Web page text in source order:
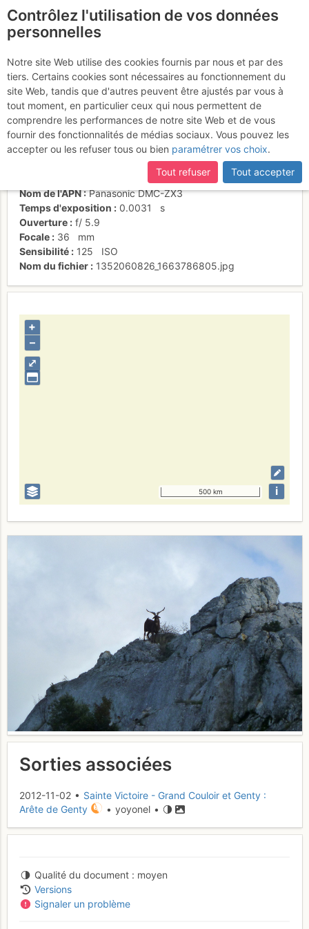
Faune locale
Activités
Date/heure
2 nov. 2012 15:59
Contributeur
yoyonel
individuel (CC by-nc-nd)
Nom de l'APN
Panasonic DMC-ZX3
Temps d'exposition
0.0031
s
Ouverture
f/ 5.9
Focale
36
mm
Sensibilité
125
ISO
Nom du fichier
1352060826_1663786805.jpg
⤢
+
–
500 km i
Sorties associées
2012-11-02 • Sainte Victoire - Grand Couloir et Genty :
Arête de Genty
• yoyonel •
Qualité du document
moyen
Versions
Signaler un problème
Contrôlez l'utilisation de vos données
personnelles
Notre site Web utilise des cookies fournis par nous et par des
tiers. Certains cookies sont nécessaires au fonctionnement du
site Web, tandis que d'autres peuvent être ajustés par vous à
tout moment, en particulier ceux qui nous permettent de
comprendre les performances de notre site Web et de vous
fournir des fonctionnalités de médias sociaux. Vous pouvez les
accepter ou les refuser tous ou bien paramétrer vos choix.
Tout refuser
Tout accepter